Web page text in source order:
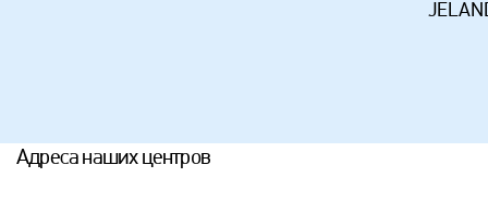
Адреса наших центров